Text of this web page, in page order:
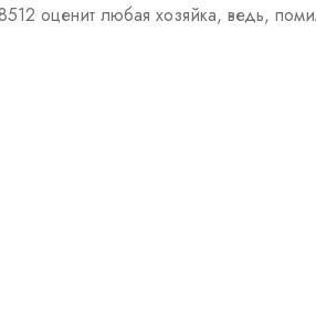
оценит любая хозяйка, ведь,